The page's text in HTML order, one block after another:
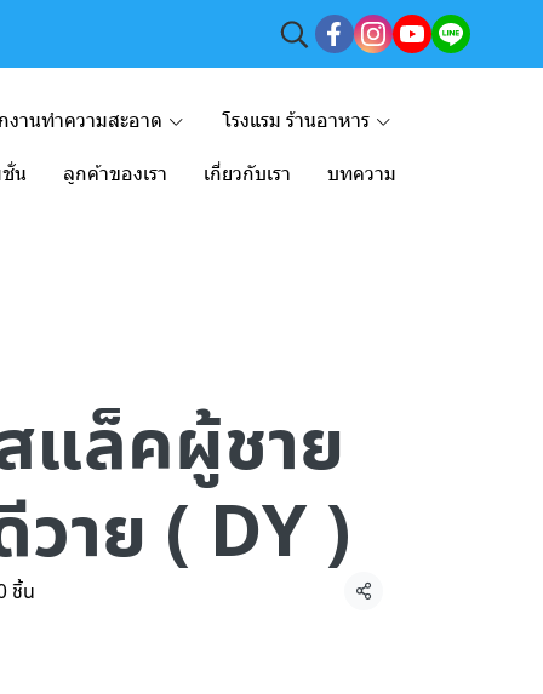
งานทำความสะอาด โรงแรม ร้านอาหาร
ชั่น ลูกค้าของเรา เกี่ยวกับเรา บทความ
แล็คผู้ชาย
าย ( DY )
ชิ้น แชร์